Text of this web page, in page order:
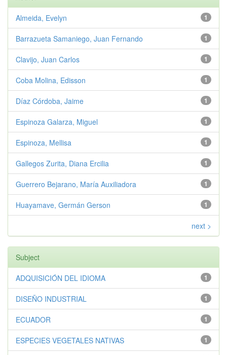
1
Almeida, Evelyn
1
Barrazueta Samaniego, Juan Fernando
1
Clavijo, Juan Carlos
1
Coba Molina, Edisson
1
Díaz Córdoba, Jaime
1
Espinoza Galarza, Miguel
1
Espinoza, Mellisa
1
Gallegos Zurita, Diana Ercilia
1
Guerrero Bejarano, María Auxiliadora
1
Huayamave, Germán Gerson
next >
Subject
1
ADQUISICIÓN DEL IDIOMA
1
DISEÑO INDUSTRIAL
1
ECUADOR
1
ESPECIES VEGETALES NATIVAS